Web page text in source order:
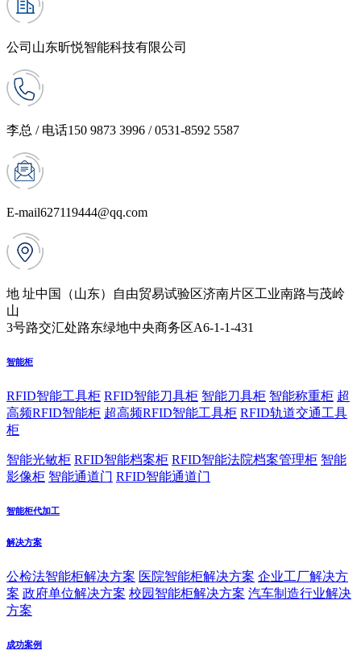
公司 山东昕悦智能科技有限公司
李总 / 电话150 9873 3996 / 0531-8592 5587
E-mail627119444@qq.com
地 址中国（山东）自由贸易试验区济南片区工业南路与茂岭
山
3号路交汇处路东绿地中央商务区A6-1-1-431
智能柜
RFID智能工具柜 RFID智能刀具柜 智能刀具柜 智能称重柜 超
高频RFID智能柜 超高频RFID智能工具柜 RFID轨道交通工具
柜
智能光敏柜 RFID智能档案柜 RFID智能法院档案管理柜 智能
影像柜 智能通道门 RFID智能通道门
智能柜代加工
解决方案
公检法智能柜解决方案 医院智能柜解决方案 企业工厂解决方
案 政府单位解决方案 校园智能柜解决方案 汽车制造行业解决
方案
成功案例